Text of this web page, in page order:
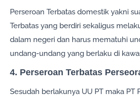
Perseroan Terbatas domestik yakni
Terbatas yang berdiri sekaligus
dalam negeri dan harus mematuhi
undang-undang yang berlaku di
4. Perseroan Terbatas
Sesudah berlakunya UU PT maka PT